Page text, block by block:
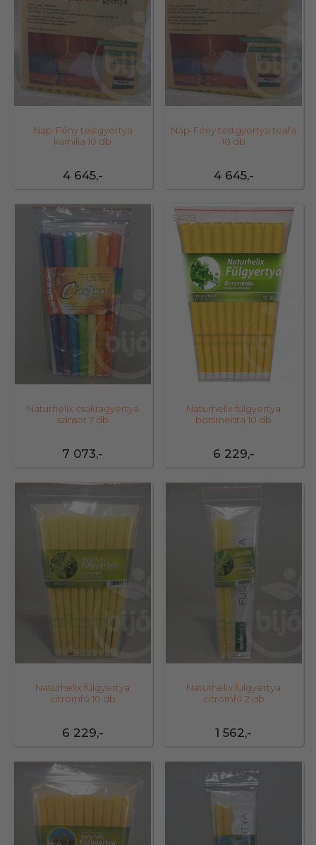
4 645,-
Nap-Fény testgyertya
kamilla 10 db
4 645,-
Nap-Fény testgyertya teafa
10 db
7 073,-
Naturhelix csakragyertya
szinsor 7 db
51428
6 229,-
Naturhelix fülgyertya
borsmenta 10 db
6 229,-
Naturhelix fülgyertya
citromfű 10 db
1 562,-
Naturhelix fülgyertya
citromfű 2 db